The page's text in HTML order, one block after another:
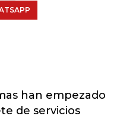
han empezado
de servicios